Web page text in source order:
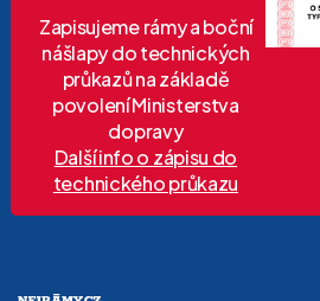
Zapisujeme rámy a boční
nášlapy do technických
průkazů na základě
povolení Ministerstva
dopravy
Další info o zápisu do
technického průkazu